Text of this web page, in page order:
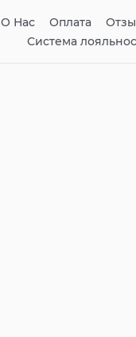
О Нас Оплата
Система